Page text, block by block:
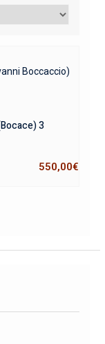
Boccaccio)
3
550,00€